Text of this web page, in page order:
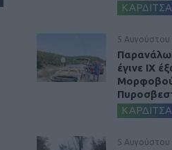
ΚΑΡΔΙΤΣΑ
5 Αυγούστου
έγινε ΙΧ
ΚΑΡΔΙΤΣΑ
5 Αυγούστου